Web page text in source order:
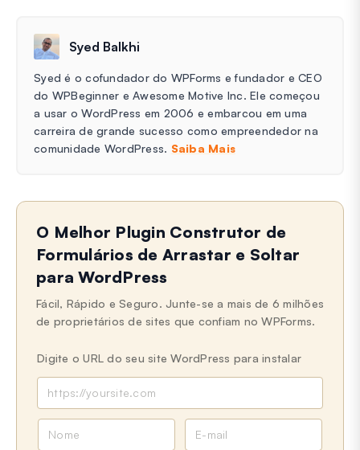
Syed Balkhi
Syed é o cofundador do WPForms e fundador e CEO
do WPBeginner e Awesome Motive Inc. Ele começou
a usar o WordPress em 2006 e embarcou em uma
carreira de grande sucesso como empreendedor na
comunidade WordPress. Saiba Mais
O Melhor Plugin Construtor de
Formulários de Arrastar e Soltar
para WordPress
Fácil, Rápido e Seguro. Junte-se a mais de 6 milhões
de proprietários de sites que confiam no WPForms.
Digite o URL do seu site WordPress para instalar